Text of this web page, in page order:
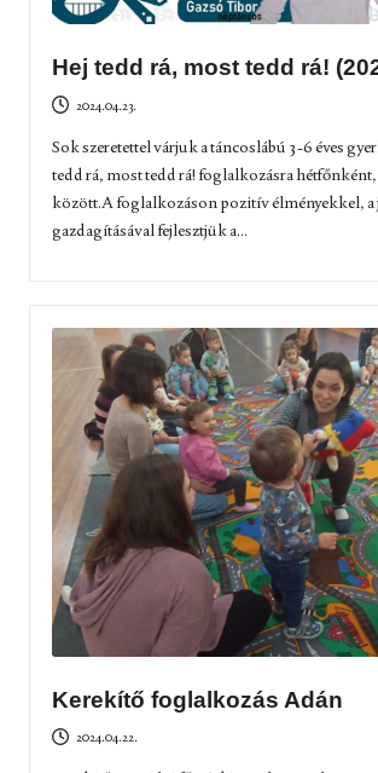
Hej tedd rá, most tedd rá!
2024.04.23.
Sok szeretettel várjuk a táncoslábú 3-6 éves
tedd rá, most tedd rá! foglalkozásra hétfőnként,
között.A foglalkozáson pozitív élményekkel, a
gazdagításával fejlesztjük a...
Kerekítő foglalkozás Adán
2024.04.22.